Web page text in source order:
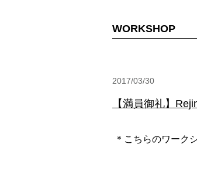
WORKSHOP
2017/03/30
【満員御礼】
＊こちらのワーク